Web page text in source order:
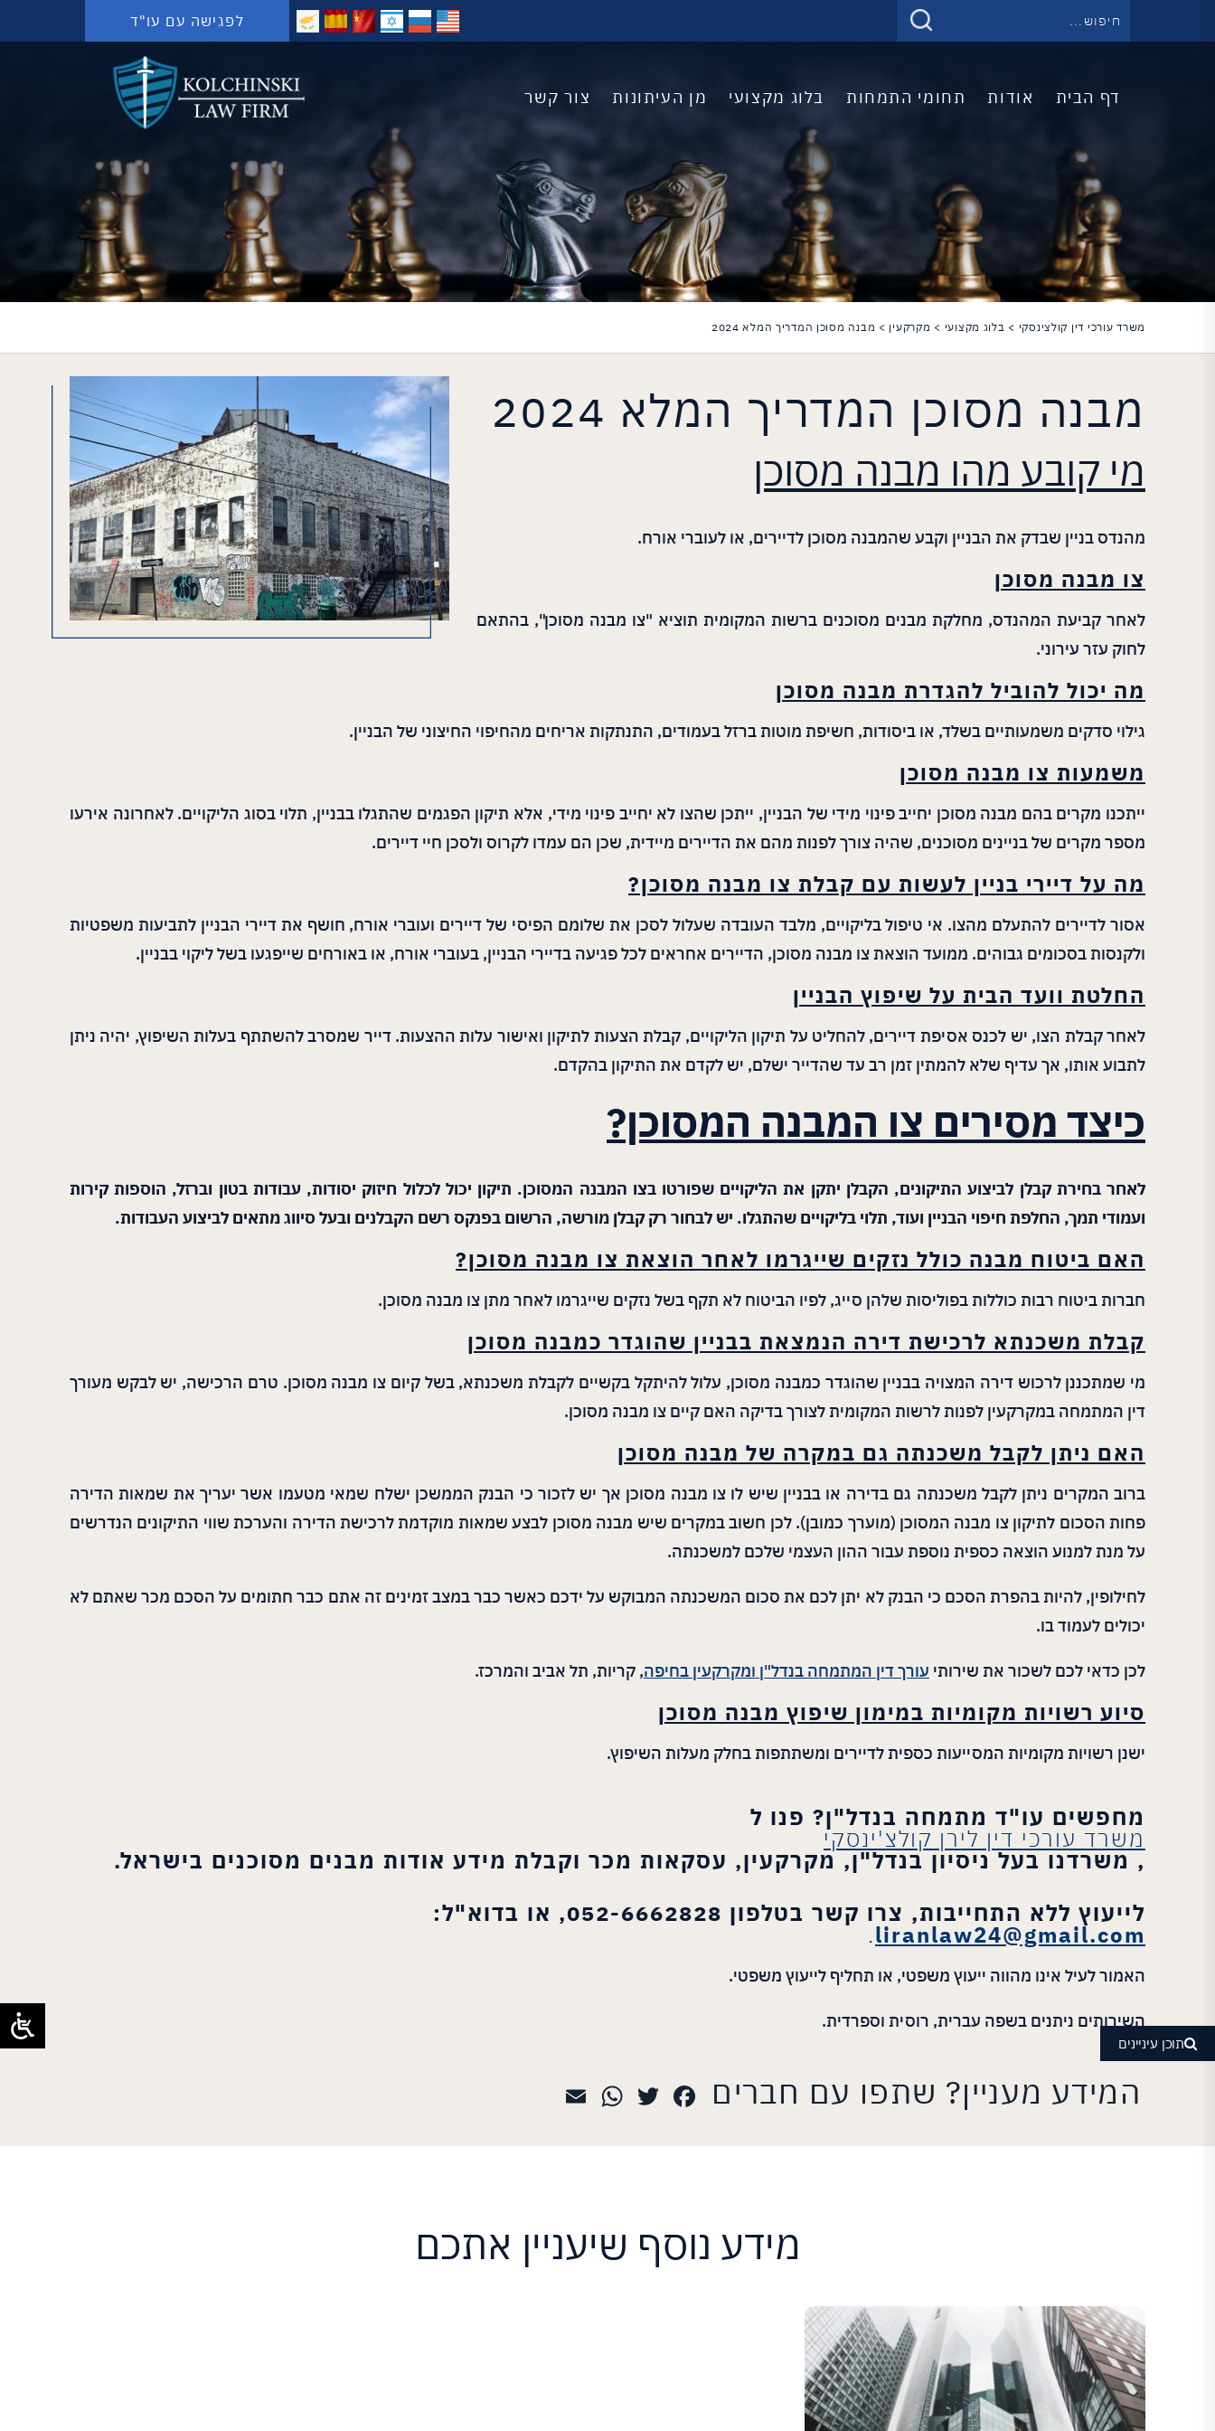
לפגישה עם עו"ד
דף הבית אודות תחומי התמחות בלוג מקצועי מן העיתונות צור קשר
משרד עורכי דין קולצינסקי > בלוג מקצועי > מקרקעין > מבנה מסוכן המדריך המלא 2024
מבנה מסוכן המדריך המלא 2024
מי קובע מהו מבנה מסוכן
מהנדס בניין שבדק את הבניין וקבע שהמבנה מסוכן לדיירים, או לעוברי אורח.
צו מבנה מסוכן
לאחר קביעת המהנדס, מחלקת מבנים מסוכנים ברשות המקומית תוציא "צו מבנה מסוכן", בהתאם
לחוק עזר עירוני.
מה יכול להוביל להגדרת מבנה מסוכן
גילוי סדקים משמעותיים בשלד, או ביסודות, חשיפת מוטות ברזל בעמודים, התנתקות אריחים מהחיפוי החיצוני של הבניין.
משמעות צו מבנה מסוכן
ייתכנו מקרים בהם מבנה מסוכן יחייב פינוי מידי של הבניין, ייתכן שהצו לא יחייב פינוי מידי, אלא תיקון הפגמים שהתגלו בבניין, תלוי בסוג הליקויים. לאחרונה אירעו
מספר מקרים של בניינים מסוכנים, שהיה צורך לפנות מהם את הדיירים מיידית, שכן הם עמדו לקרוס ולסכן חיי דיירים.
מה על דיירי בניין לעשות עם קבלת צו מבנה מסוכן?
אסור לדיירים להתעלם מהצו. אי טיפול בליקויים, מלבד העובדה שעלול לסכן את שלומם הפיסי של דיירים ועוברי אורח, חושף את דיירי הבניין לתביעות משפטיות
ולקנסות בסכומים גבוהים. ממועד הוצאת צו מבנה מסוכן, הדיירים אחראים לכל פגיעה בדיירי הבניין, בעוברי אורח, או באורחים שייפגעו בשל ליקוי בבניין.
החלטת וועד הבית על שיפוץ הבניין
לאחר קבלת הצו, יש לכנס אסיפת דיירים, להחליט על תיקון הליקויים, קבלת הצעות לתיקון ואישור עלות ההצעות. דייר שמסרב להשתתף בעלות השיפוץ, יהיה ניתן
לתבוע אותו, אך עדיף שלא להמתין זמן רב עד שהדייר ישלם, יש לקדם את התיקון בהקדם.
כיצד מסירים צו המבנה המסוכן?
לאחר בחירת קבלן לביצוע התיקונים, הקבלן יתקן את הליקויים שפורטו בצו המבנה המסוכן. תיקון יכול לכלול חיזוק יסודות, עבודות בטון וברזל, הוספות קירות
ועמודי תמך, החלפת חיפוי הבניין ועוד, תלוי בליקויים שהתגלו. יש לבחור רק קבלן מורשה, הרשום בפנקס רשם הקבלנים ובעל סיווג מתאים לביצוע העבודות.
האם ביטוח מבנה כולל נזקים שייגרמו לאחר הוצאת צו מבנה מסוכן?
חברות ביטוח רבות כוללות בפוליסות שלהן סייג, לפיו הביטוח לא תקף בשל נזקים שייגרמו לאחר מתן צו מבנה מסוכן.
קבלת משכנתא לרכישת דירה הנמצאת בבניין שהוגדר כמבנה מסוכן
מי שמתכננן לרכוש דירה המצויה בבניין שהוגדר כמבנה מסוכן, עלול להיתקל בקשיים לקבלת משכנתא, בשל קיום צו מבנה מסוכן. טרם הרכישה, יש לבקש מעורך
דין המתמחה במקרקעין לפנות לרשות המקומית לצורך בדיקה האם קיים צו מבנה מסוכן.
האם ניתן לקבל משכנתה גם במקרה של מבנה מסוכן
ברוב המקרים ניתן לקבל משכנתה גם בדירה או בבניין שיש לו צו מבנה מסוכן אך יש לזכור כי הבנק הממשכן ישלח שמאי מטעמו אשר יעריך את שמאות הדירה
פחות הסכום לתיקון צו מבנה המסוכן (מוערך כמובן). לכן חשוב במקרים שיש מבנה מסוכן לבצע שמאות מוקדמת לרכישת הדירה והערכת שווי התיקונים הנדרשים
על מנת למנוע הוצאה כספית נוספת עבור ההון העצמי שלכם למשכנתה.
לחילופין, להיות בהפרת הסכם כי הבנק לא יתן לכם את סכום המשכנתה המבוקש על ידכם כאשר כבר במצב זמינים זה אתם כבר חתומים על הסכם מכר שאתם לא
יכולים לעמוד בו.
לכן כדאי לכם לשכור את שירותי עורך דין המתמחה בנדל"ן ומקרקעין בחיפה, קריות, תל אביב והמרכז.
סיוע רשויות מקומיות במימון שיפוץ מבנה מסוכן
ישנן רשויות מקומיות המסייעות כספית לדיירים ומשתתפות בחלק מעלות השיפוץ.
מחפשים עו"ד מתמחה בנדל"ן? פנו ל
משרד עורכי דין לירן קולצ'ינסקי
, משרדנו בעל ניסיון בנדל"ן, מקרקעין, עסקאות מכר וקבלת מידע אודות מבנים מסוכנים בישראל.
לייעוץ ללא התחייבות, צרו קשר בטלפון 052-6662828, או בדוא"ל:
liranlaw24@gmail.com
.
האמור לעיל אינו מהווה ייעוץ משפטי, או תחליף לייעוץ משפטי.
השירותים ניתנים בשפה עברית, רוסית וספרדית.
המידע מעניין? שתפו עם חברים Facebook
Twitter
WhatsApp
מידע נוסף שיעניין אתכם
תוכן עיניינים